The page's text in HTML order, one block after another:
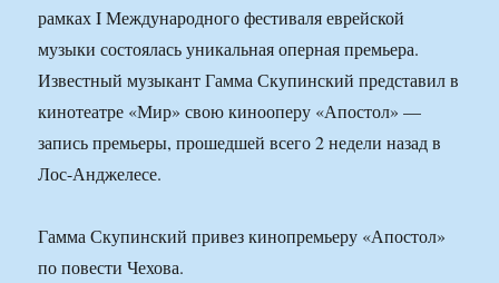
рамках I Международного фестиваля еврейской
музыки состоялась уникальная оперная премьера.
Известный музыкант Гамма Скупинский представил в
кинотеатре «Мир» свою кинооперу «Апостол» —
запись премьеры, прошедшей всего 2 недели назад в
Лос-Анджелесе.
Гамма Скупинский привез кинопремьеру «Апостол»
по повести Чехова.